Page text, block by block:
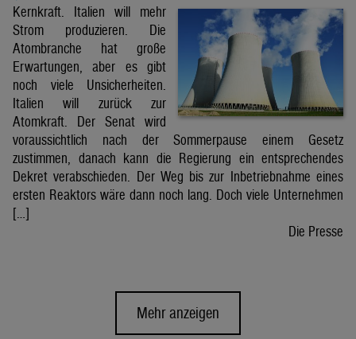
Kernkraft. Italien will mehr
Strom produzieren. Die
Atombranche hat große
Erwartungen, aber es gibt
noch viele Unsicherheiten.
Italien will zurück zur
Atomkraft. Der Senat wird
voraussichtlich nach der Sommerpause einem Gesetz
zustimmen, danach kann die Regierung ein entsprechendes
Dekret verabschieden. Der Weg bis zur Inbetriebnahme eines
ersten Reaktors wäre dann noch lang. Doch viele Unternehmen
[…]
Die Presse
Mehr anzeigen